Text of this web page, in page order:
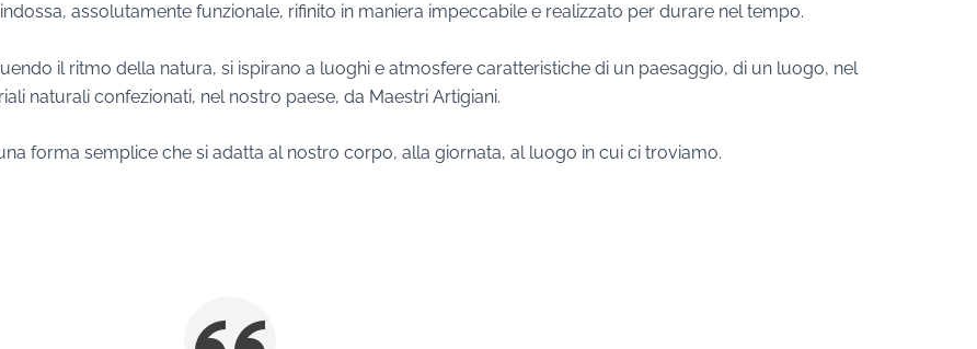
assolutamente funzionale, rifinito in maniera impeccabile e realizzato per durare nel tempo.
il ritmo della natura, si ispirano a luoghi e atmosfere caratteristiche di un paesaggio, di un luogo, nel
naturali confezionati, nel nostro paese, da Maestri Artigiani.
forma semplice che si adatta al nostro corpo, alla giornata, al luogo in cui ci troviamo.